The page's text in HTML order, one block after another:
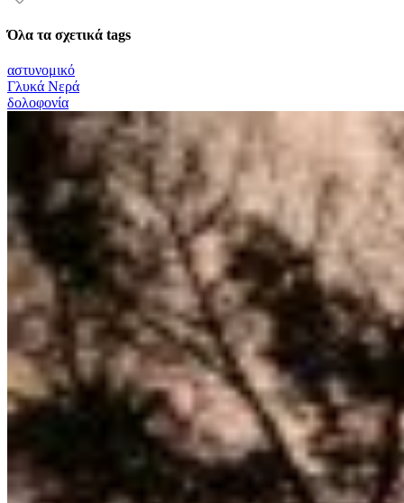
Όλα τα σχετικά tags
αστυνομικό
Γλυκά Νερά
δολοφονία